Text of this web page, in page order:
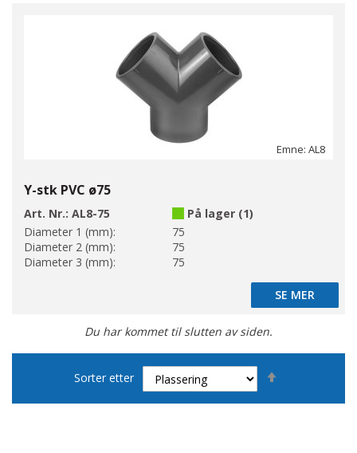
Emne: AL8
Y-stk PVC ø75
Art. Nr.: AL8-75
På lager (1)
Diameter 1 (mm):
75
Diameter 2 (mm):
75
Diameter 3 (mm):
75
SE MER
SE MER
Du har kommet til slutten av siden.
Sorter etter